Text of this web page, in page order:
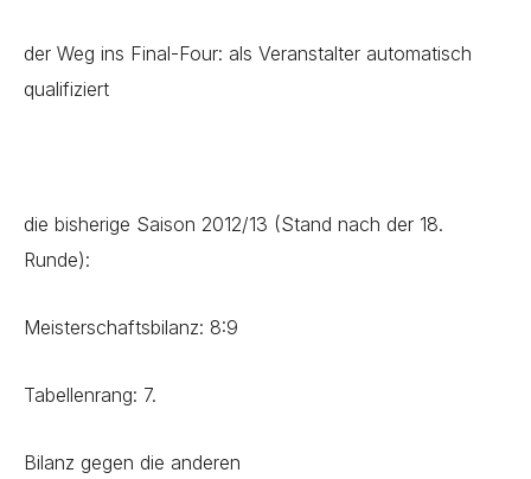
der Weg ins Final-Four: als Veranstalter automatisch
qualifiziert
die bisherige Saison 2012/13 (Stand nach der 18.
Runde):
Meisterschaftsbilanz: 8:9
Tabellenrang: 7.
Bilanz gegen die anderen